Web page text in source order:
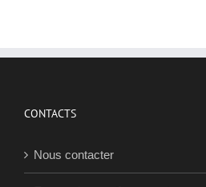
Sida Info Service